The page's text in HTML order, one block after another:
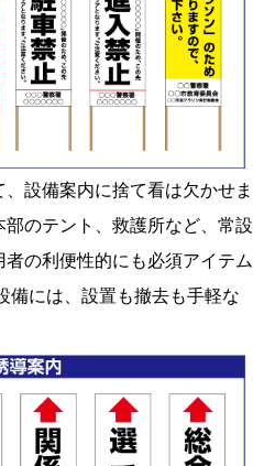
設備案内に捨て看は欠かせま
のテント、救護所など、常設
の利便性的にも必須アイテム
備には、設置も撤去も手軽な